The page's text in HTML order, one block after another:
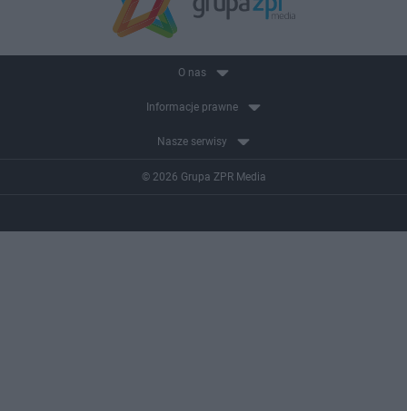
O nas
Informacje prawne
Nasze serwisy
© 2026 Grupa ZPR Media